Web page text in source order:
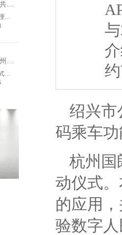
绍兴市
码乘车
杭州国
动仪式
的应用
验数字
深化交流互鉴，共促品质升级｜香港机场管理局莅临国朗科技参观考察
近日，香港机场管理局考察团一行莅临国朗科技开展实地参观考察与深度交流，公司核心管理层及相关业务、技术负责人全程陪同接待。考察团先后走进公司生产加工厂、总部办公及产品展示中心，全方位、多角度调研公司生产实力、品控体系与核心产品体系，为双方后续深化交流、探索合作契机奠定了坚实基础。 考察首站，香港机场管理局考察团深入国朗科技加工厂生产一线，实地走访生产车间、工艺加工区、品质检测区等核心区域。在参观过
国朗科技助力杭州预约公交——打造城市智慧出行新范式
杭州公交推出响应式智慧出行方案，通过AI调度和分时运营解决运力不足与空驶问题，实现高效、便捷、全龄友好的城市出行。